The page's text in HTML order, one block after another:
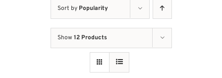
Sort by Popularity
Show 12 Products